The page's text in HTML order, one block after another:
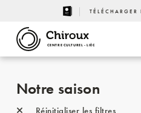
TÉLÉCHARGER
CENTRE CULTUREL - LIÈGE
Notre saison
Réinitialiser les filtres